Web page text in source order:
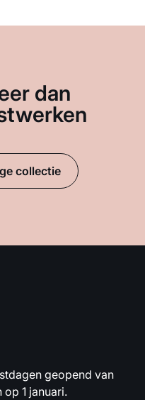
dan
collectie
geopend van
op 1 januari.